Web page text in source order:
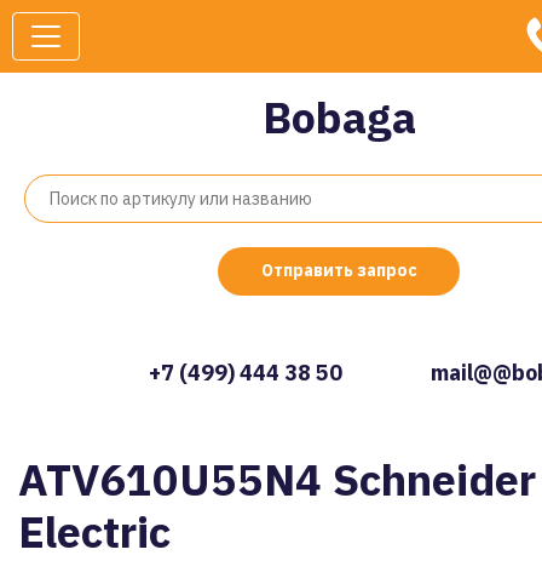
Bobaga
Отправить запрос
+7 (499) 444 38 50
ATV610U55N4 Schneider
Electric